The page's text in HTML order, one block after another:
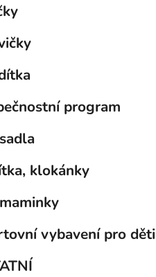
program
klokánky
vybavení pro děti